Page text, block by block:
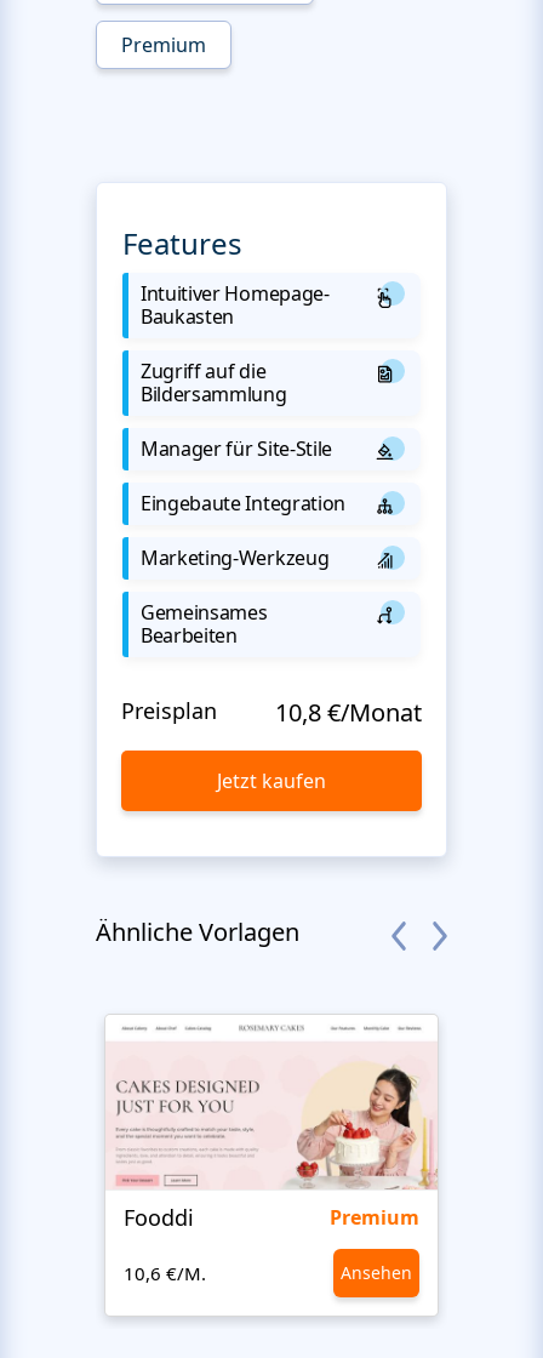
Premium
Features
Intuitiver Homepage-
Baukasten
Zugriff auf die
Bildersammlung
Manager für Site-Stile
Eingebaute Integration
Marketing-Werkzeug
Gemeinsames
Bearbeiten
Preisplan 10,8 €/Monat
Jetzt kaufen
Ähnliche Vorlagen
Fooddi Premium
10,6 €/M. Ansehen